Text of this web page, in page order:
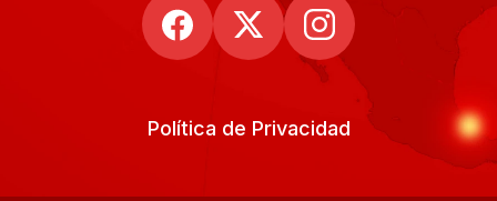
Política de Privacidad